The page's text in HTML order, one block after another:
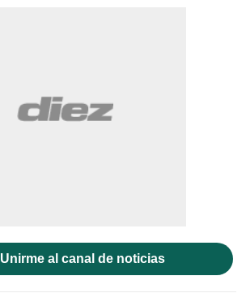
Unirme al canal de noticias